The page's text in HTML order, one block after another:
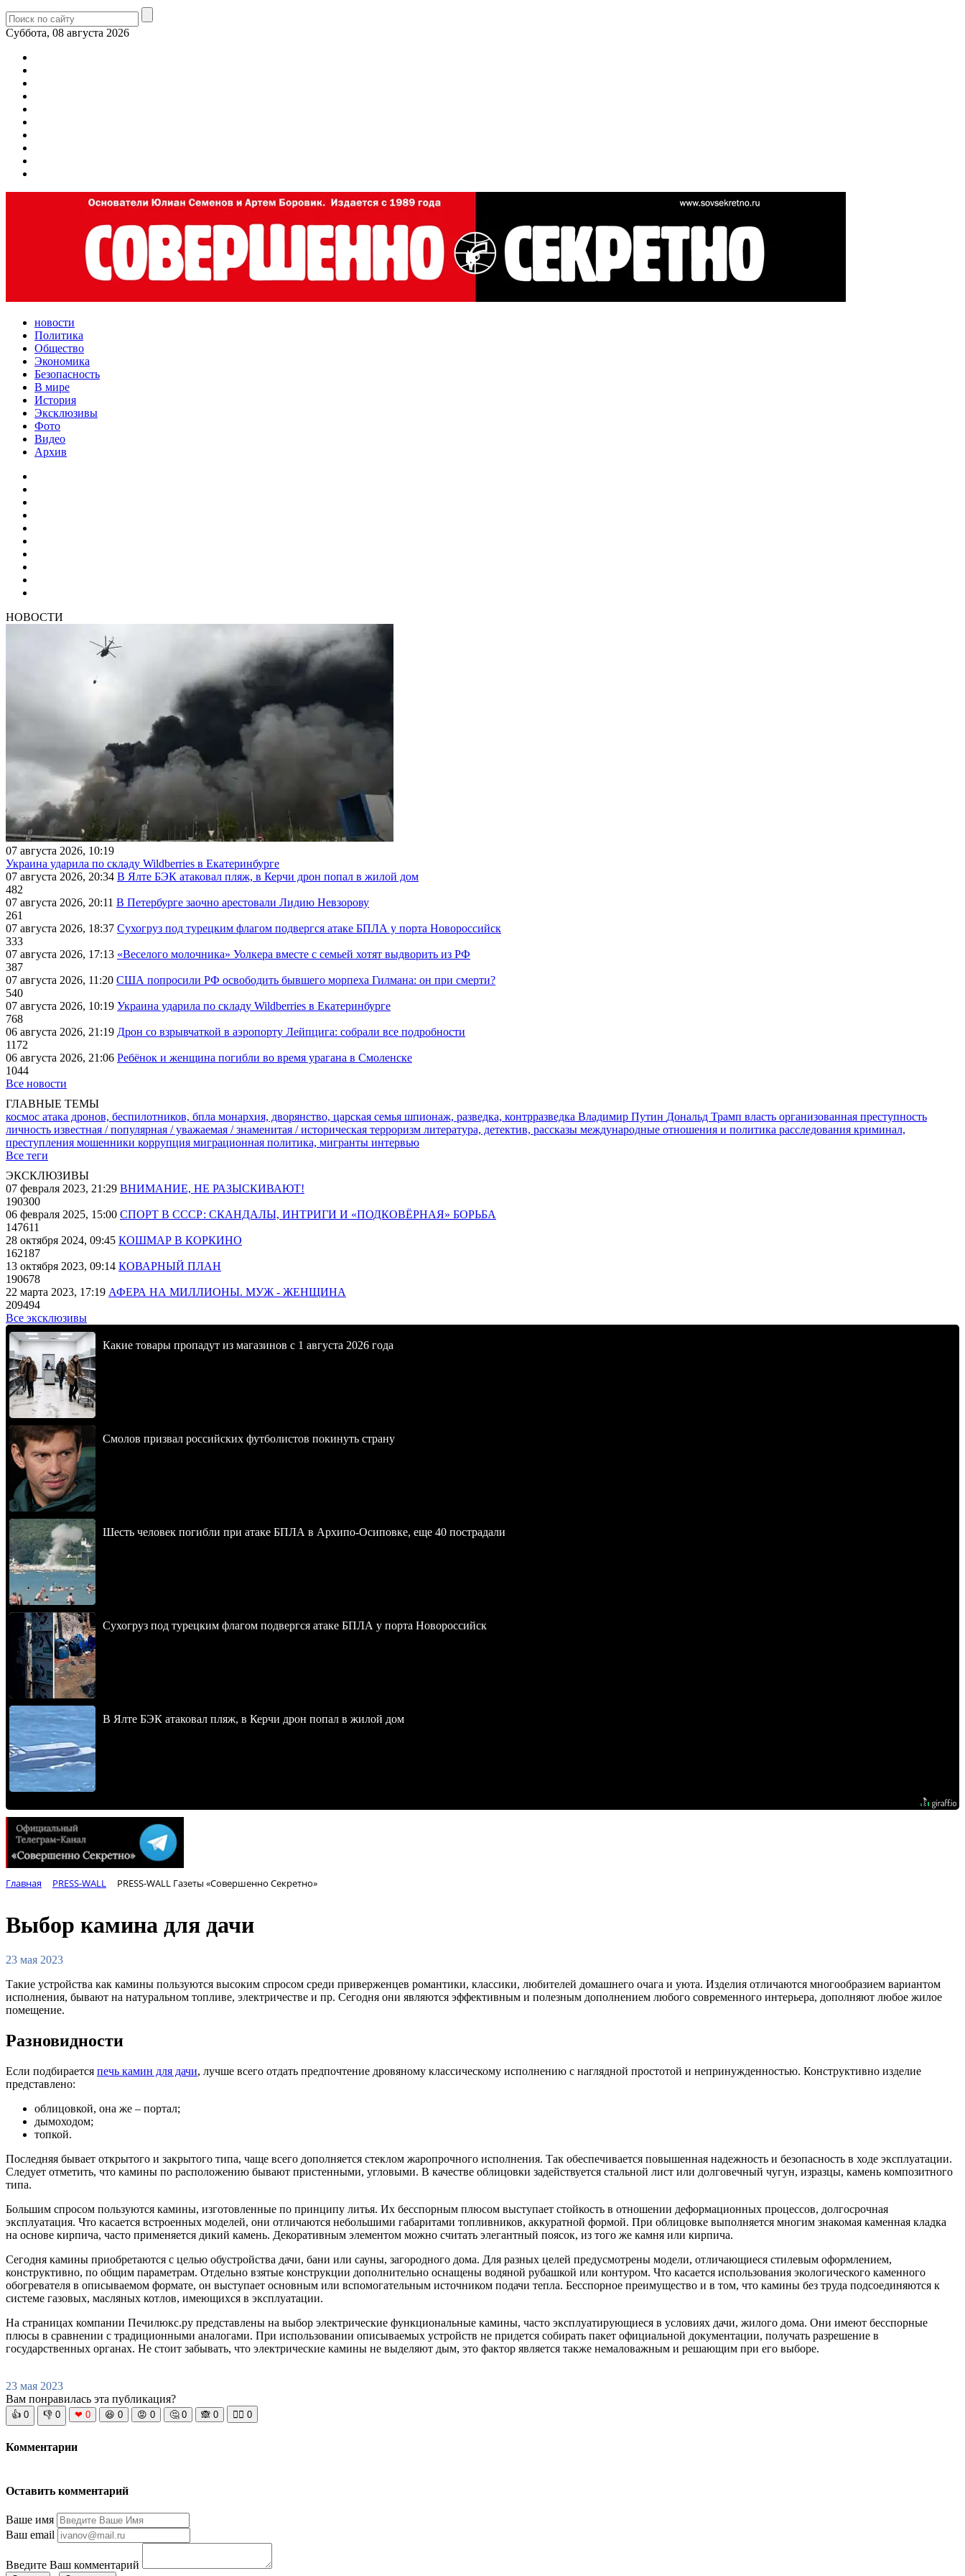
Суббота, 08 августа 2026
новости
Политика
Общество
Экономика
Безопасность
В мире
История
Эксклюзивы
Фото
Видео
Архив
НОВОСТИ
07 августа 2026, 10:19
Украина ударила по складу Wildberries в Екатеринбурге
07 августа 2026, 20:34 В Ялте БЭК атаковал пляж, в Керчи дрон попал в жилой дом
482
07 августа 2026, 20:11 В Петербурге заочно арестовали Лидию Невзорову
261
07 августа 2026, 18:37 Сухогруз под турецким флагом подвергся атаке БПЛА у порта Новороссийск
333
07 августа 2026, 17:13 «Веселого молочника» Уолкера вместе с семьей хотят выдворить из РФ
387
07 августа 2026, 11:20 США попросили РФ освободить бывшего морпеха Гилмана: он при смерти?
540
07 августа 2026, 10:19 Украина ударила по складу Wildberries в Екатеринбурге
768
06 августа 2026, 21:19 Дрон со взрывчаткой в аэропорту Лейпцига: собрали все подробности
1172
06 августа 2026, 21:06 Ребёнок и женщина погибли во время урагана в Смоленске
1044
Все новости
ГЛАВНЫЕ ТЕМЫ
космос атака дронов, беспилотников, бпла монархия, дворянство, царская семья шпионаж, разведка, контрразведка Владимир Путин Дональд Трамп власть организованная преступность
личность известная / популярная / уважаемая / знаменитая / историческая терроризм литература, детектив, рассказы международные отношения и политика расследования криминал,
преступления мошенники коррупция миграционная политика, мигранты интервью
Все теги
ЭКСКЛЮЗИВЫ
07 февраля 2023, 21:29 ВНИМАНИЕ, НЕ РАЗЫСКИВАЮТ!
190300
06 февраля 2025, 15:00 СПОРТ В СССР: СКАНДАЛЫ, ИНТРИГИ И «ПОДКОВЁРНАЯ» БОРЬБА
147611
28 октября 2024, 09:45 КОШМАР В КОРКИНО
162187
13 октября 2023, 09:14 КОВАРНЫЙ ПЛАН
190678
22 марта 2023, 17:19 АФЕРА НА МИЛЛИОНЫ. МУЖ - ЖЕНЩИНА
209494
Все эксклюзивы
Какие товары пропадут из магазинов с 1 августа 2026 года
Смолов призвал российских футболистов покинуть страну
Шесть человек погибли при атаке БПЛА в Архипо-Осиповке, еще 40 пострадали
Сухогруз под турецким флагом подвергся атаке БПЛА у порта Новороссийск
В Ялте БЭК атаковал пляж, в Керчи дрон попал в жилой дом
Главная PRESS-WALL PRESS-WALL Газеты «Совершенно Секретно»
Выбор камина для дачи
23 мая 2023
Такие устройства как камины пользуются высоким спросом среди приверженцев романтики, классики, любителей домашнего очага и уюта. Изделия отличаются многообразием вариантом
исполнения, бывают на натуральном топливе, электричестве и пр. Сегодня они являются эффективным и полезным дополнением любого современного интерьера, дополняют любое жилое
помещение.
Разновидности
Если подбирается печь камин для дачи, лучше всего отдать предпочтение дровяному классическому исполнению с наглядной простотой и непринужденностью. Конструктивно изделие
представлено:
облицовкой, она же – портал;
дымоходом;
топкой.
Последняя бывает открытого и закрытого типа, чаще всего дополняется стеклом жаропрочного исполнения. Так обеспечивается повышенная надежность и безопасность в ходе эксплуатации.
Следует отметить, что камины по расположению бывают пристенными, угловыми. В качестве облицовки задействуется стальной лист или долговечный чугун, изразцы, камень композитного
типа.
Большим спросом пользуются камины, изготовленные по принципу литья. Их бесспорным плюсом выступает стойкость в отношении деформационных процессов, долгосрочная
эксплуатация. Что касается встроенных моделей, они отличаются небольшими габаритами топливников, аккуратной формой. При облицовке выполняется многим знакомая каменная кладка
на основе кирпича, часто применяется дикий камень. Декоративным элементом можно считать элегантный поясок, из того же камня или кирпича.
Сегодня камины приобретаются с целью обустройства дачи, бани или сауны, загородного дома. Для разных целей предусмотрены модели, отличающиеся стилевым оформлением,
конструктивно, по общим параметрам. Отдельно взятые конструкции дополнительно оснащены водяной рубашкой или контуром. Что касается использования экологического каменного
обогревателя в описываемом формате, он выступает основным или вспомогательным источником подачи тепла. Бесспорное преимущество и в том, что камины без труда подсоединяются к
системе газовых, масляных котлов, имеющихся в эксплуатации.
На страницах компании Печилюкс.ру представлены на выбор электрические функциональные камины, часто эксплуатирующиеся в условиях дачи, жилого дома. Они имеют бесспорные
плюсы в сравнении с традиционными аналогами. При использовании описываемых устройств не придется собирать пакет официальной документации, получать разрешение в
государственных органах. Не стоит забывать, что электрические камины не выделяют дым, это фактор является также немаловажным и решающим при его выборе.
23 мая 2023
Вам понравилась эта публикация?
👍 0 👎 0 ❤ 0 😆 0 😡 0 🤔 0 🙈 0 🧘‍♀️ 0
Комментарии
Оставить комментарий
Ваше имя
Ваш email
Введите Ваш комментарий